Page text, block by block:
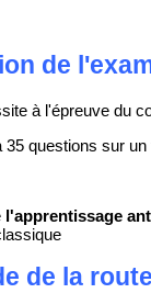
de
à l'épreuve du
questions sur
l'apprentissage
de la route